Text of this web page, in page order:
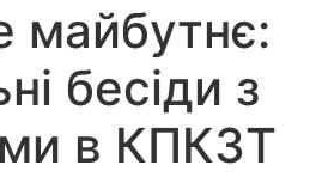
майбутнє:
бесіди з
в КПКЗТ